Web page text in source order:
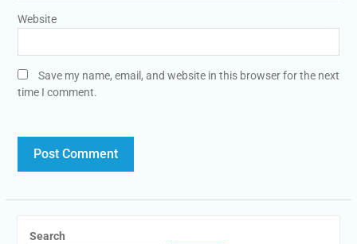
Website
Save my name, email, and website in this browser for the next
time I comment.
Search